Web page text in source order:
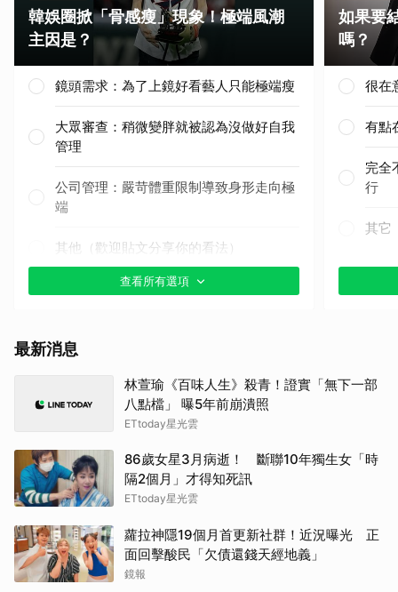
韓娛圈掀「骨感瘦」現象！極端風潮
主因是？
鏡頭需求：為了上鏡好看藝人只能極端瘦
大眾審查：稍微變胖就被認為沒做好自我
管理
公司管理：嚴苛體重限制導致身形走向極
端
其他（歡迎貼文分享你的看法）
查看所有選項
如果要
嗎？
很在
有點
完全
行
其它
最新消息
林萱瑜《百味人生》殺青！證實「無下一部
八點檔」 曝5年前崩潰照
ETtoday星光雲
86歲女星3月病逝！ 斷聯10年獨生女「時
隔2個月」才得知死訊
ETtoday星光雲
蘿拉神隱19個月首更新社群！近況曝光 正
面回擊酸民「欠債還錢天經地義」
鏡報
取消